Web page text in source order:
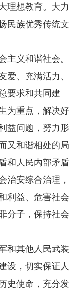
理想教育。大力
民族优秀传统文
主义和谐社会。
爱、充满活力、
要求和共同建
为重点，解决好
益问题，努力形
又和谐相处的局
和人民内部矛盾
治安综合治理，
利益、危害社会
分子，保持社会
和其他人民武装
设，切实保证人
史使命，充分发